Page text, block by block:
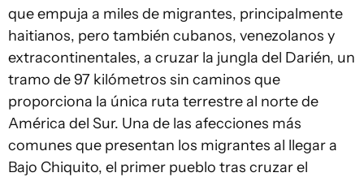
que empuja a miles de migrantes, principalmente
haitianos, pero también cubanos, venezolanos y
extracontinentales, a cruzar la jungla del Darién, un
tramo de 97 kilómetros sin caminos que
proporciona la única ruta terrestre al norte de
América del Sur. Una de las afecciones más
comunes que presentan los migrantes al llegar a
Bajo Chiquito, el primer pueblo tras cruzar el